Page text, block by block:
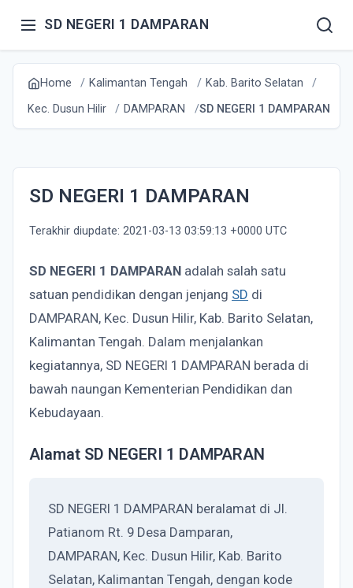
SD NEGERI 1 DAMPARAN
Home Kalimantan Tengah
Kab. Barito Selatan
Kec. Dusun Hilir
DAMPARAN SD NEGERI 1 DAMPARAN
SD NEGERI 1 DAMPARAN
Terakhir diupdate: 2021-03-13 03:59:13 +0000 UTC
SD NEGERI 1 DAMPARAN adalah salah satu
satuan pendidikan dengan jenjang SD di
DAMPARAN, Kec. Dusun Hilir, Kab. Barito Selatan,
Kalimantan Tengah. Dalam menjalankan
kegiatannya, SD NEGERI 1 DAMPARAN berada di
bawah naungan Kementerian Pendidikan dan
Kebudayaan.
Alamat SD NEGERI 1 DAMPARAN
SD NEGERI 1 DAMPARAN beralamat di Jl.
Patianom Rt. 9 Desa Damparan,
DAMPARAN, Kec. Dusun Hilir, Kab. Barito
Selatan, Kalimantan Tengah, dengan kode